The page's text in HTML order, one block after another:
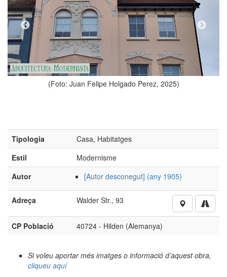
(Foto: Juan Felipe Holgado Perez, 2025)
Tipologia
Casa, Habitatges
Estil
Modernisme
Autor
[Autor desconegut] (any 1905)
Si voleu aportar més imatges o informació d’aquest obra,